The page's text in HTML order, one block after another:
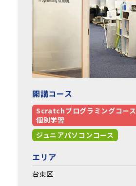
開講コース
Scratchプログラミングコース
個別学習
ジュニアパソコンコース
エリア
台東区